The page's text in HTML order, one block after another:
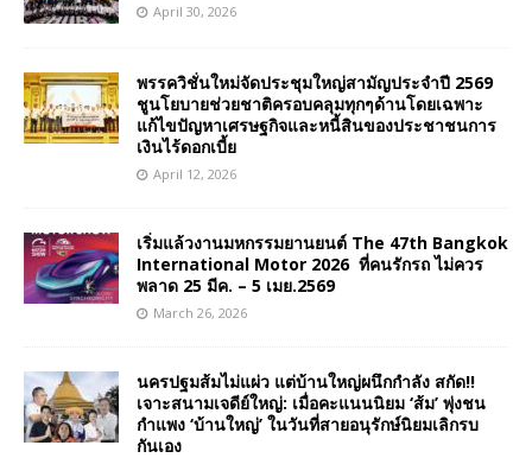
April 30, 2026
พรรควิชั่นใหม่จัดประชุมใหญ่สามัญประจำปี 2569
ชูนโยบายช่วยชาติครอบคลุมทุกๆด้านโดยเฉพาะ
แก้ไขปัญหาเศรษฐกิจและหนี้สินของประชาชนการ
เงินไร้ดอกเบี้ย
April 12, 2026
เริ่มแล้วงานมหกรรมยานยนต์ The 47th Bangkok
International Motor 2026 ที่คนรักรถ ไม่ควร
พลาด 25 มีค. – 5 เมย.2569
March 26, 2026
นครปฐมส้มไม่แผ่ว แต่บ้านใหญ่ผนึกกำลัง สกัด!!
เจาะสนามเจดีย์ใหญ่: เมื่อคะแนนนิยม ‘ส้ม’ พุ่งชน
กำแพง ‘บ้านใหญ่’ ในวันที่สายอนุรักษ์นิยมเลิกรบ
กันเอง